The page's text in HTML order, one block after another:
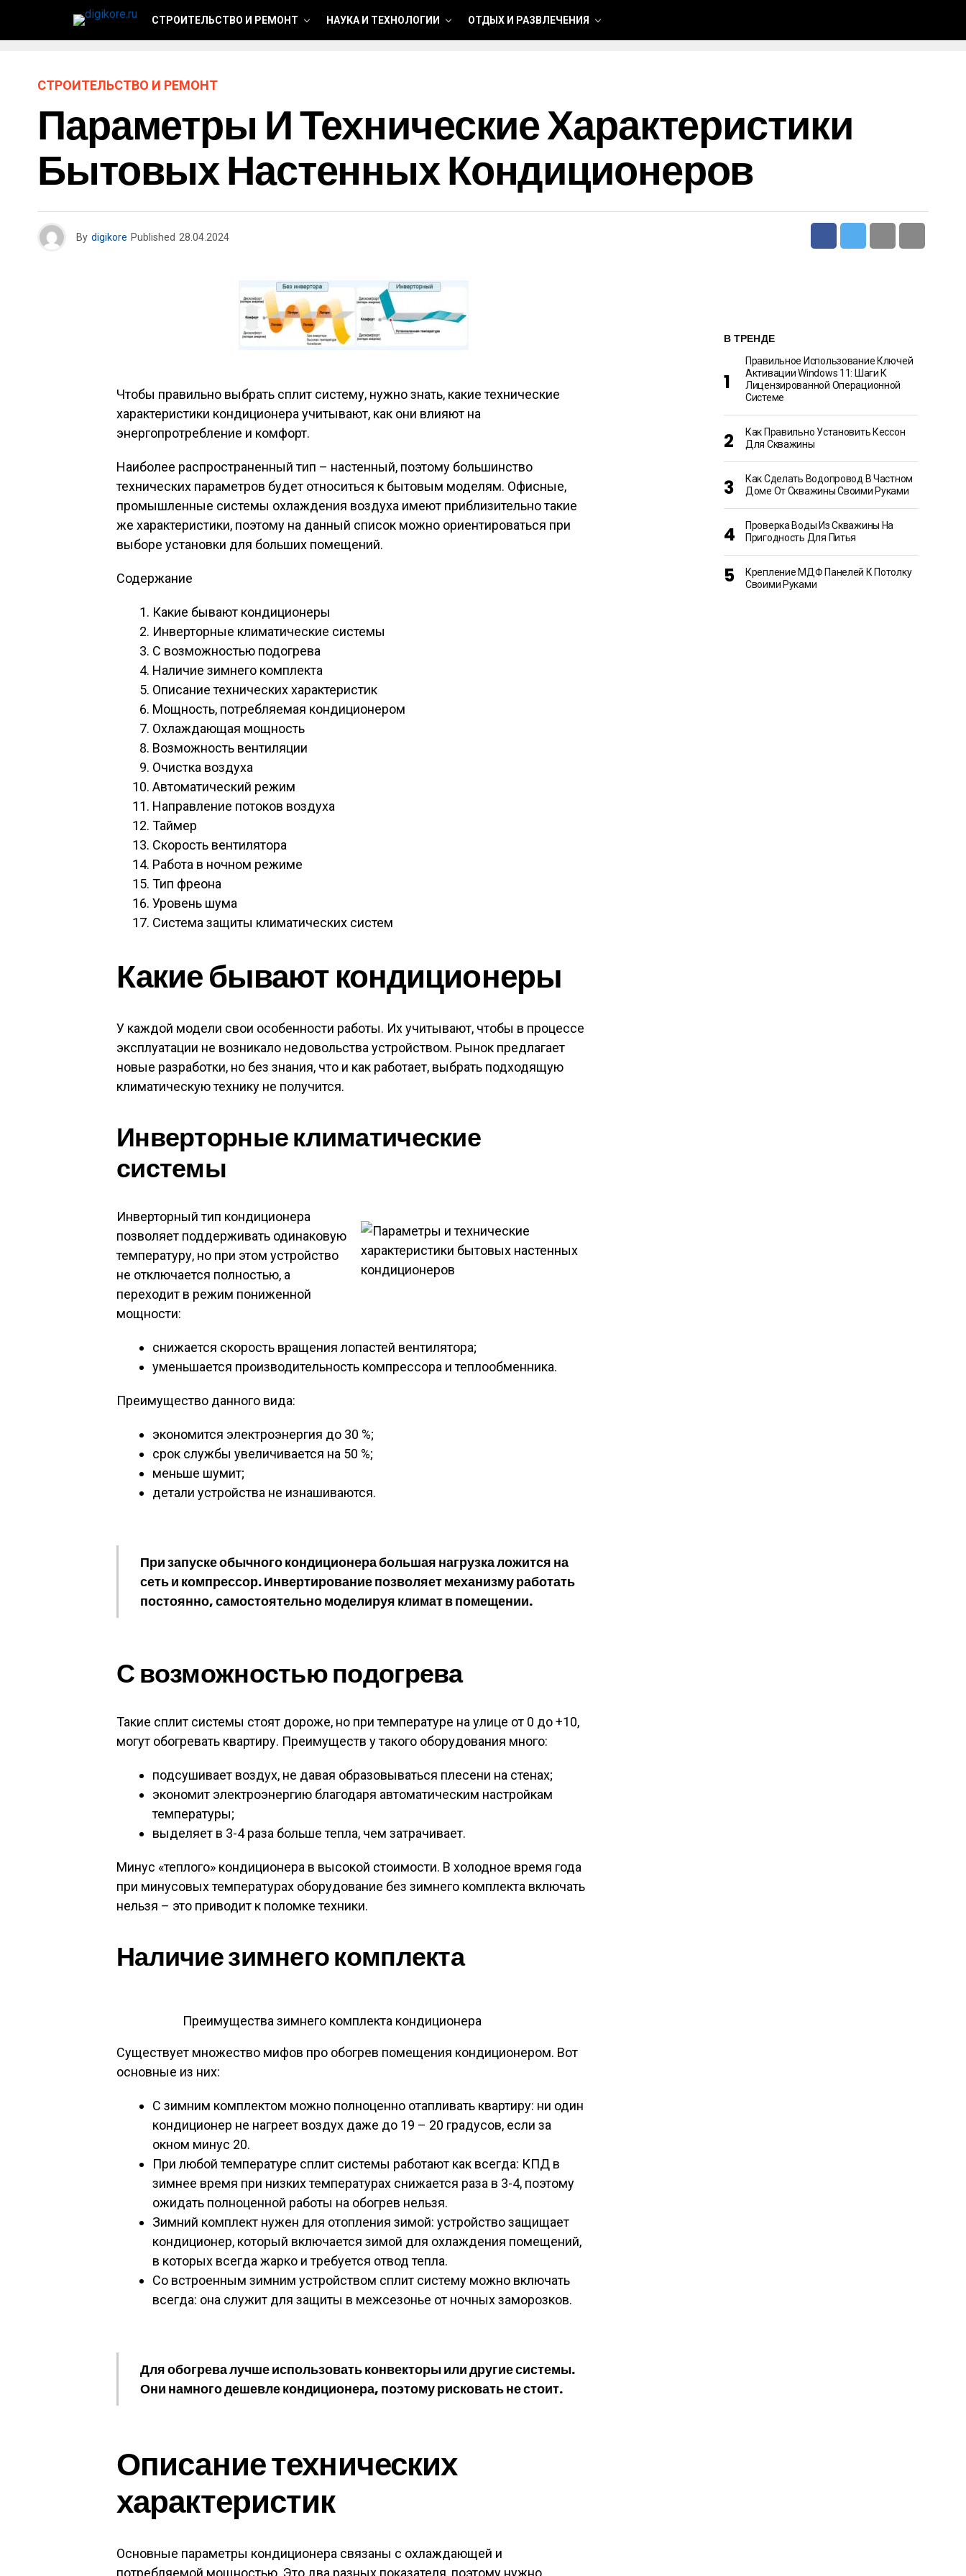
СТРОИТЕЛЬСТВО И РЕМОНТ НАУКА И ТЕХНОЛОГИИ ОТДЫХ И РАЗВЛЕЧЕНИЯ
СТРОИТЕЛЬСТВО И РЕМОНТ
Параметры И Технические Характеристики
Бытовых Настенных Кондиционеров
By digikore Published 28.04.2024
Чтобы правильно выбрать сплит систему, нужно знать, какие технические
характеристики кондиционера учитывают, как они влияют на
энергопротребление и комфорт.
Наиболее распространенный тип – настенный, поэтому большинство
технических параметров будет относиться к бытовым моделям. Офисные,
промышленные системы охлаждения воздуха имеют приблизительно такие
же характеристики, поэтому на данный список можно ориентироваться при
выборе установки для больших помещений.
Содержание
Какие бывают кондиционеры
Инверторные климатические системы
С возможностью подогрева
Наличие зимнего комплекта
Описание технических характеристик
Мощность, потребляемая кондиционером
Охлаждающая мощность
Возможность вентиляции
Очистка воздуха
Автоматический режим
Направление потоков воздуха
Таймер
Скорость вентилятора
Работа в ночном режиме
Тип фреона
Уровень шума
Система защиты климатических систем
Какие бывают кондиционеры
У каждой модели свои особенности работы. Их учитывают, чтобы в процессе
эксплуатации не возникало недовольства устройством. Рынок предлагает
новые разработки, но без знания, что и как работает, выбрать подходящую
климатическую технику не получится.
Инверторные климатические
системы
Инверторный тип кондиционера
позволяет поддерживать одинаковую
температуру, но при этом устройство
не отключается полностью, а
переходит в режим пониженной
мощности:
снижается скорость вращения лопастей вентилятора;
уменьшается производительность компрессора и теплообменника.
Преимущество данного вида:
экономится электроэнергия до 30 %;
срок службы увеличивается на 50 %;
меньше шумит;
детали устройства не изнашиваются.
При запуске обычного кондиционера большая нагрузка ложится на
сеть и компрессор. Инвертирование позволяет механизму работать
постоянно, самостоятельно моделируя климат в помещении.
С возможностью подогрева
Такие сплит системы стоят дороже, но при температуре на улице от 0 до +10,
могут обогревать квартиру. Преимуществ у такого оборудования много:
подсушивает воздух, не давая образовываться плесени на стенах;
экономит электроэнергию благодаря автоматическим настройкам
температуры;
выделяет в 3-4 раза больше тепла, чем затрачивает.
Минус «теплого» кондиционера в высокой стоимости. В холодное время года
при минусовых температурах оборудование без зимнего комплекта включать
нельзя – это приводит к поломке техники.
Наличие зимнего комплекта
Преимущества зимнего комплекта кондиционера
Существует множество мифов про обогрев помещения кондиционером. Вот
основные из них:
С зимним комплектом можно полноценно отапливать квартиру: ни один
кондиционер не нагреет воздух даже до 19 – 20 градусов, если за
окном минус 20.
При любой температуре сплит системы работают как всегда: КПД в
зимнее время при низких температурах снижается раза в 3-4, поэтому
ожидать полноценной работы на обогрев нельзя.
Зимний комплект нужен для отопления зимой: устройство защищает
кондиционер, который включается зимой для охлаждения помещений,
в которых всегда жарко и требуется отвод тепла.
Со встроенным зимним устройством сплит систему можно включать
всегда: она служит для защиты в межсезонье от ночных заморозков.
Для обогрева лучше использовать конвекторы или другие системы.
Они намного дешевле кондиционера, поэтому рисковать не стоит.
Описание технических
характеристик
Основные параметры кондиционера связаны с охлаждающей и
потребляемой мощностью. Это два разных показателя, поэтому нужно
В ТРЕНДЕ
Правильное Использование Ключей
Активации Windows 11: Шаги К
Лицензированной Операционной
Системе
Как Правильно Установить Кессон
Для Скважины
Как Сделать Водопровод В Частном
Доме От Скважины Своими Руками
Проверка Воды Из Скважины На
Пригодность Для Питья
Крепление МДФ Панелей К Потолку
Своими Руками